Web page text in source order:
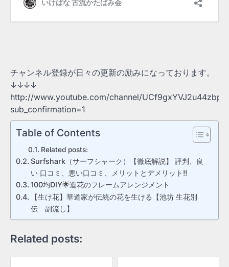
チャンネル登録が日々の更新の励みになっております。
↓↓↓↓
http://www.youtube.com/channel/
sub_confirmation=1
Table of Contents
Related posts:
Surfshark（サーフシャーク）【徹底解説】 評判、良
い 口コミ、悪い口コミ、メリットとデメリット!!
100均DIY🌟造花のフレームアレンジメント
【生け花】華道家が伝統の花を生ける【池坊 生花別
伝 副流し】
Related posts: